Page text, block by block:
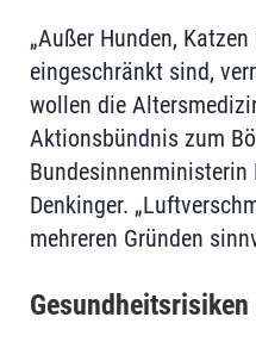
„Außer Hunden,
eingeschränkt sind,
wollen die
Aktionsbündnis zum
Bundesinnenministerin
Denkinger.
mehreren Gründen